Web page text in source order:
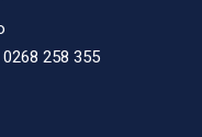
0268 258 355